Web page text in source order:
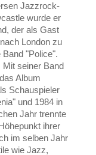
Jazzrock-
wurde er
der als Gast
London zu
Band "Police".
Mit seiner Band
Album
Schauspieler
und 1984 in
Jahr trennte
ihrer
im selben Jahr
wie Jazz,